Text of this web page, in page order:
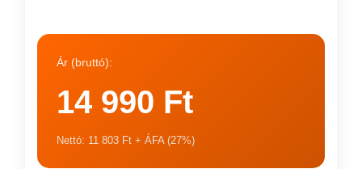
Ár (bruttó):
14 990 Ft
Nettó: 11 803 Ft + ÁFA (27%)